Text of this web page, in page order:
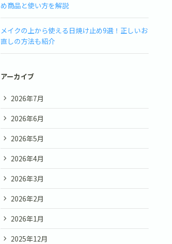
め商品と使い方を解説
メイクの上から使える日焼け止め9選！正しいお
直しの方法も紹介
アーカイブ
2026年7月
2026年6月
2026年5月
2026年4月
2026年3月
2026年2月
2026年1月
2025年12月